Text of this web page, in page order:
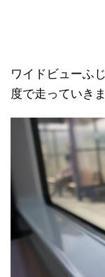
ワイドビューふ
度で走っていきま